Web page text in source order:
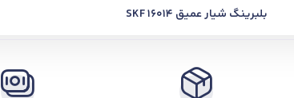
بلبرینگ شیار عمیق SKF 16014